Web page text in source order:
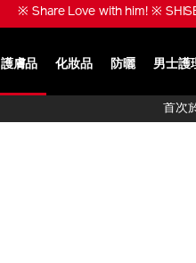
※ 升級份量兼享皇牌產品！※
護膚品 化妝品 防曬 男士護
首次